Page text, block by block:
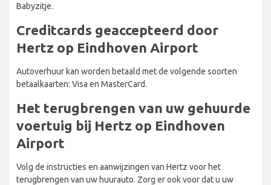
Babyzitje.
Creditcards geaccepteerd door
Hertz op Eindhoven Airport
Autoverhuur kan worden betaald met de volgende soorten
betaalkaarten: Visa en MasterCard.
Het terugbrengen van uw gehuurde
voertuig bij Hertz op Eindhoven
Airport
Volg de instructies en aanwijzingen van Hertz voor het
terugbrengen van uw huurauto. Zorg er ook voor dat u uw